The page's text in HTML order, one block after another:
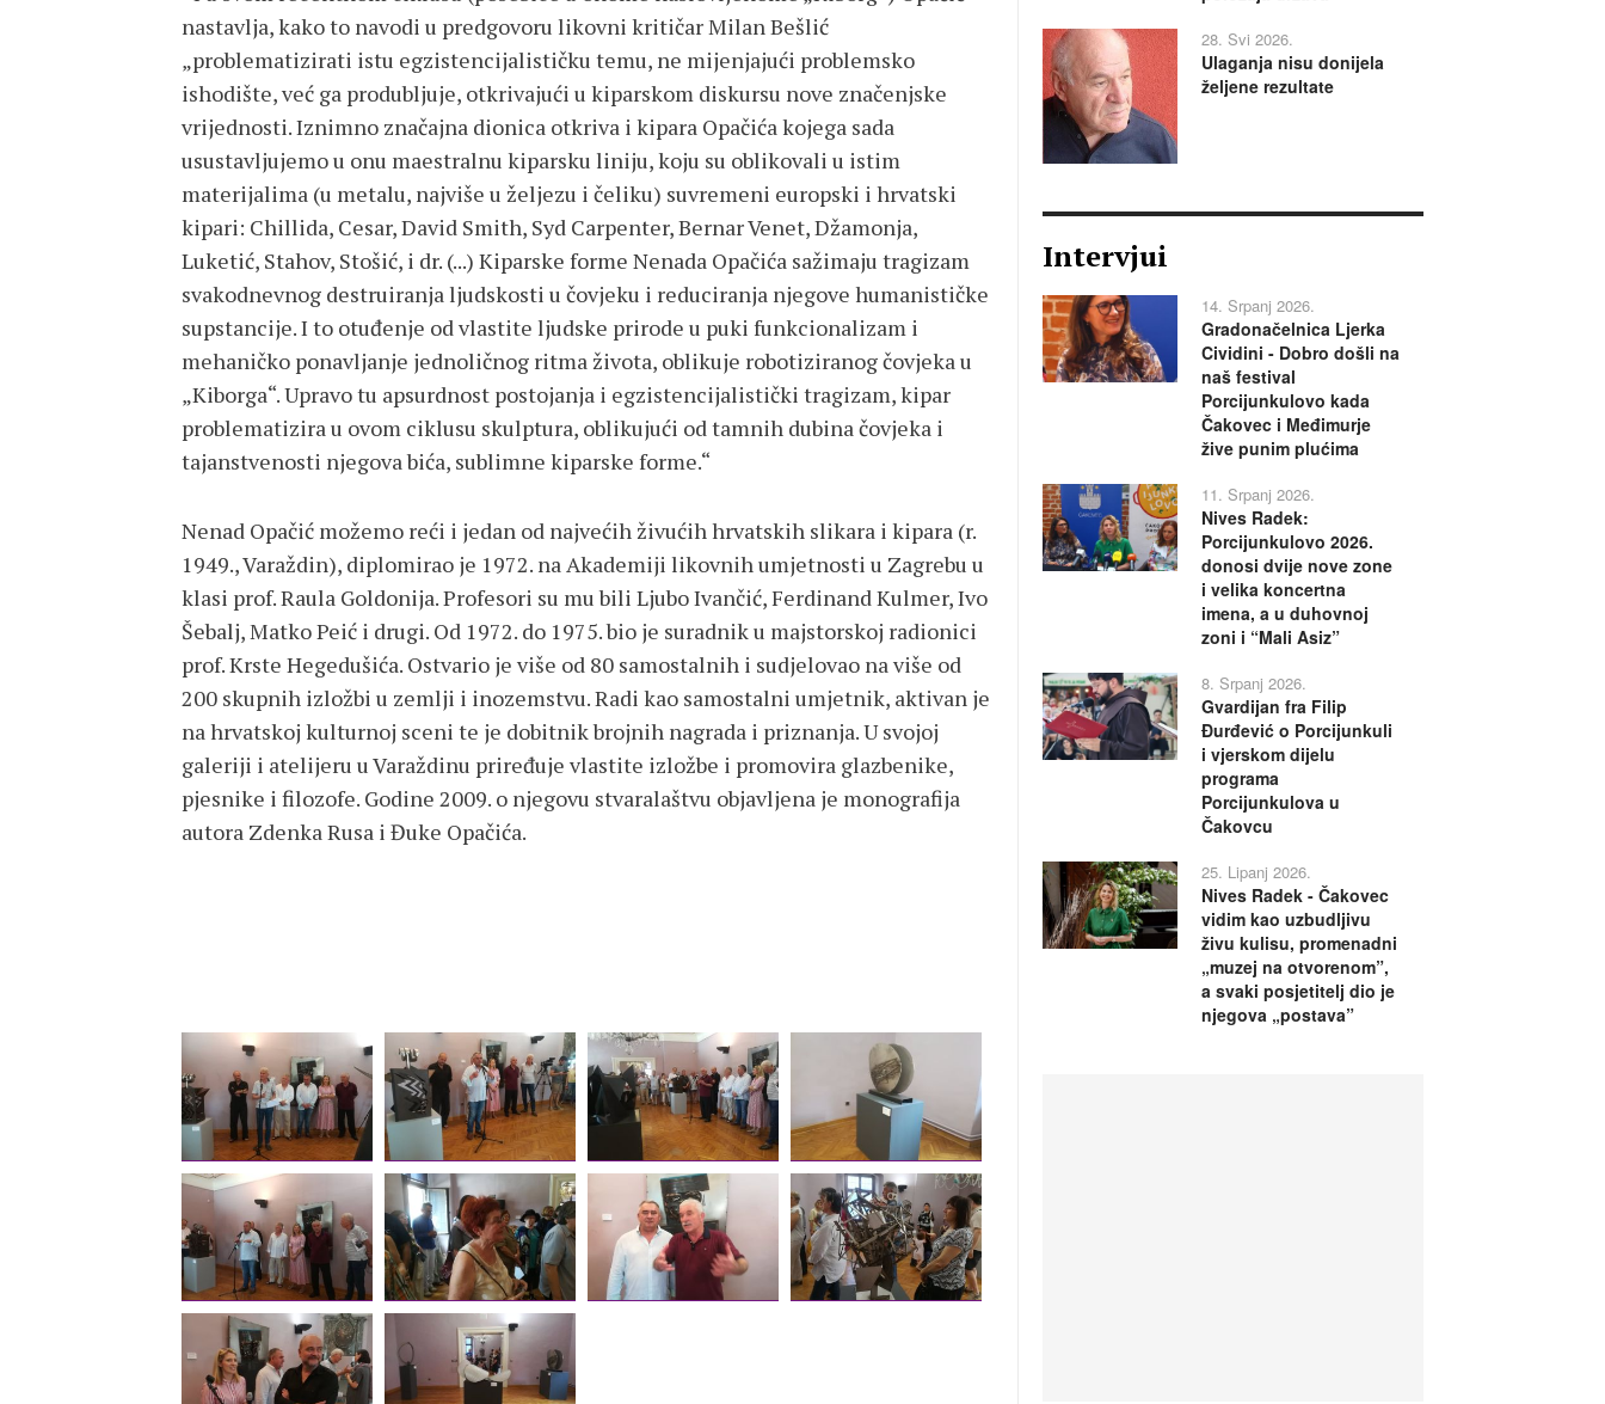
nastavlja, kako to navodi u predgovoru likovni kritičar Milan Bešlić
„problematizirati istu egzistencijalističku temu, ne mijenjajući problemsko
ishodište, već ga produbljuje, otkrivajući u kiparskom diskursu nove značenjske
vrijednosti. Iznimno značajna dionica otkriva i kipara Opačića kojega sada
usustavljujemo u onu maestralnu kiparsku liniju, koju su oblikovali u istim
materijalima (u metalu, najviše u željezu i čeliku) suvremeni europski i hrvatski
kipari: Chillida, Cesar, David Smith, Syd Carpenter, Bernar Venet, Džamonja,
Luketić, Stahov, Stošić, i dr. (...) Kiparske forme Nenada Opačića sažimaju tragizam
svakodnevnog destruiranja ljudskosti u čovjeku i reduciranja njegove humanističke
supstancije. I to otuđenje od vlastite ljudske prirode u puki funkcionalizam i
mehaničko ponavljanje jednoličnog ritma života, oblikuje robotiziranog čovjeka u
„Kiborga“. Upravo tu apsurdnost postojanja i egzistencijalistički tragizam, kipar
problematizira u ovom ciklusu skulptura, oblikujući od tamnih dubina čovjeka i
tajanstvenosti njegova bića, sublimne kiparske forme.“
Nenad Opačić možemo reći i jedan od najvećih živućih hrvatskih slikara i kipara (r.
1949., Varaždin), diplomirao je 1972. na Akademiji likovnih umjetnosti u Zagrebu u
klasi prof. Raula Goldonija. Profesori su mu bili Ljubo Ivančić, Ferdinand Kulmer, Ivo
Šebalj, Matko Peić i drugi. Od 1972. do 1975. bio je suradnik u majstorskoj radionici
prof. Krste Hegedušića. Ostvario je više od 80 samostalnih i sudjelovao na više od
200 skupnih izložbi u zemlji i inozemstvu. Radi kao samostalni umjetnik, aktivan je
na hrvatskoj kulturnoj sceni te je dobitnik brojnih nagrada i priznanja. U svojoj
galeriji i atelijeru u Varaždinu priređuje vlastite izložbe i promovira glazbenike,
pjesnike i filozofe. Godine 2009. o njegovu stvaralaštvu objavljena je monografija
autora Zdenka Rusa i Đuke Opačića.
28. Svi 2026.
Ulaganja nisu donijela
željene rezultate
Intervjui
14. Srpanj 2026.
Gradonačelnica Ljerka
Cividini - Dobro došli na
naš festival
Porcijunkulovo kada
Čakovec i Međimurje
žive punim plućima
11. Srpanj 2026.
Nives Radek:
Porcijunkulovo 2026.
donosi dvije nove zone
i velika koncertna
imena, a u duhovnoj
zoni i “Mali Asiz”
8. Srpanj 2026.
Gvardijan fra Filip
Đurđević o Porcijunkuli
i vjerskom dijelu
programa
Porcijunkulova u
Čakovcu
25. Lipanj 2026.
Nives Radek - Čakovec
vidim kao uzbudljivu
živu kulisu, promenadni
„muzej na otvorenom”,
a svaki posjetitelj dio je
njegova „postava”